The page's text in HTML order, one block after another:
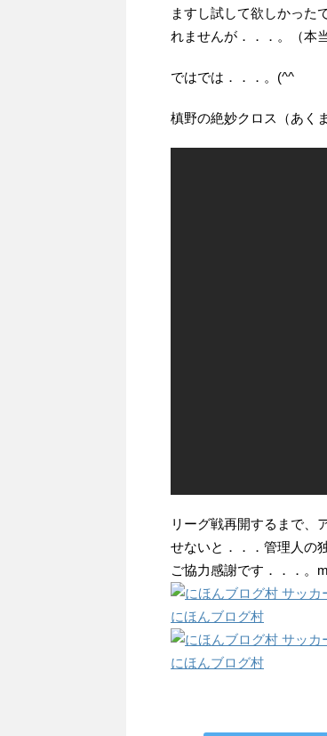
ますし試して欲しかった
れませんが．．．。（本
ではでは．．．。(^^ゞ
槙野の絶妙クロス（あく
リーグ戦再開するまで、
せないと．．．管理人の
ご協力感謝です．．．。
にほんブログ村
にほんブログ村